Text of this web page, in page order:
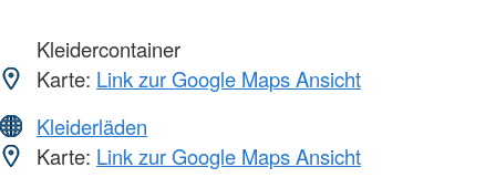
Kleidercontainer
Karte: Link zur Google Maps Ansicht
Kleiderläden
Karte: Link zur Google Maps Ansicht